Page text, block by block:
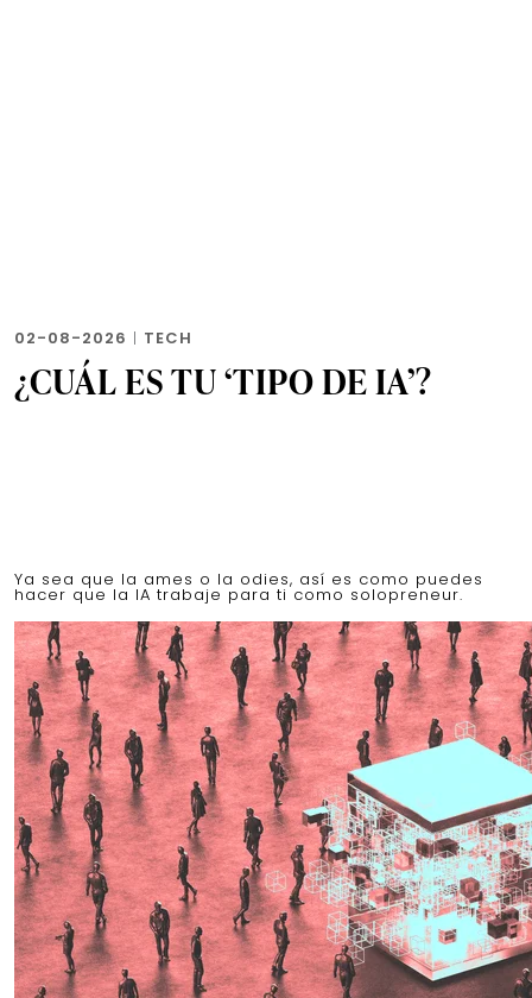
02-08-2026 | TECH
¿CUÁL ES TU ‘TIPO DE IA’?
Ya sea que la ames o la odies, así es como puedes
hacer que la IA trabaje para ti como solopreneur.